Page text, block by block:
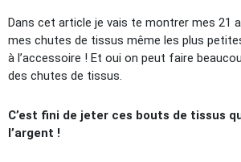
Dans cet article je vais te montrer mes 21
mes chutes de tissus même les plus
à l’accessoire ! Et oui on peut faire
des chutes de tissus.
C’est fini de jeter ces bouts de tissus
l’argent !